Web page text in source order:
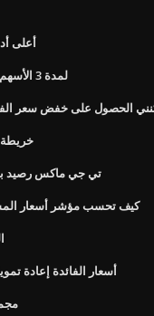
أعلى
4 لمدة 3 الأسهم سبيل المثال الانقسام
الحصول على خفض سعر
خريطة
تي جي ماكس رصيد
كيف تحسب مؤشر أسعار
أسعار الفائدة إعادة